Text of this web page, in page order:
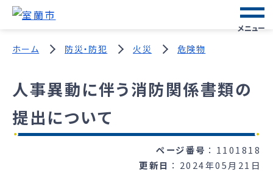
メニュー
ホーム 防災・防犯 火災 危険物
人事異動に伴う消防関係書類の
提出について
ページ番号
1101818
更新日
2024年05月21日